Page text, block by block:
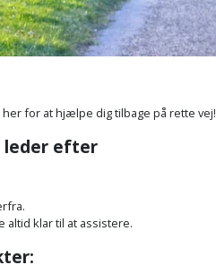
for at hjælpe dig tilbage på rette vej!
leder efter
klar til at assistere.